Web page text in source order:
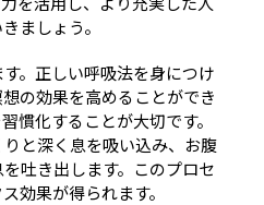
ましょう。
。正しい呼吸法を身につけ
の効果を高めることができ
慣化することが大切です。
と深く息を吸い込み、お腹
吐き出します。このプロセ
効果が得られます。